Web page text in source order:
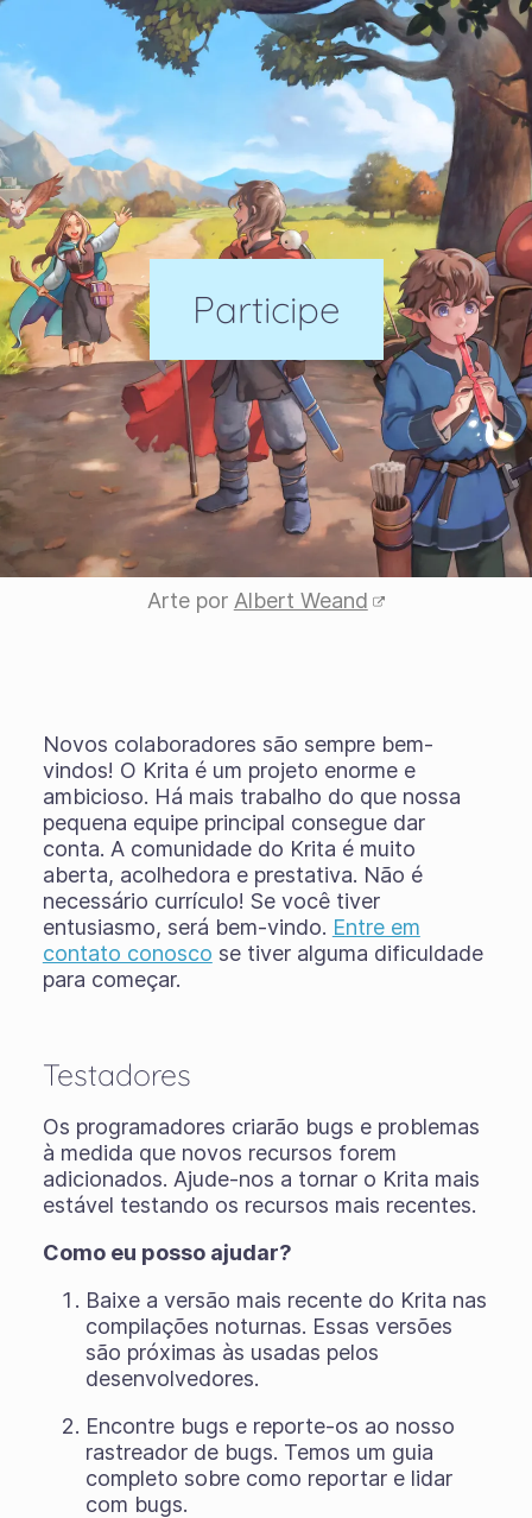
Participe
Arte por Albert Weand
Novos colaboradores são sempre bem-
vindos! O Krita é um projeto enorme e
ambicioso. Há mais trabalho do que nossa
pequena equipe principal consegue dar
conta. A comunidade do Krita é muito
aberta, acolhedora e prestativa. Não é
necessário currículo! Se você tiver
entusiasmo, será bem-vindo. Entre em
contato conosco se tiver alguma dificuldade
para começar.
Testadores
Os programadores criarão bugs e problemas
à medida que novos recursos forem
adicionados. Ajude-nos a tornar o Krita mais
estável testando os recursos mais recentes.
Como eu posso ajudar?
Baixe a versão mais recente do Krita nas
compilações noturnas. Essas versões
são próximas às usadas pelos
desenvolvedores.
Encontre bugs e reporte-os ao nosso
rastreador de bugs. Temos um guia
completo sobre como reportar e lidar
com bugs.